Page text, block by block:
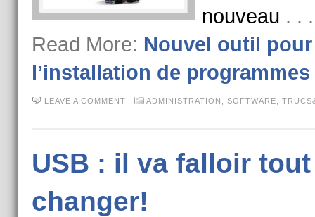
nouveau . .
Read More: Nouvel outil pour
l’installation de programmes
LEAVE A COMMENT ADMINISTRATION SOFTWARE
USB : il va falloir tout
changer!